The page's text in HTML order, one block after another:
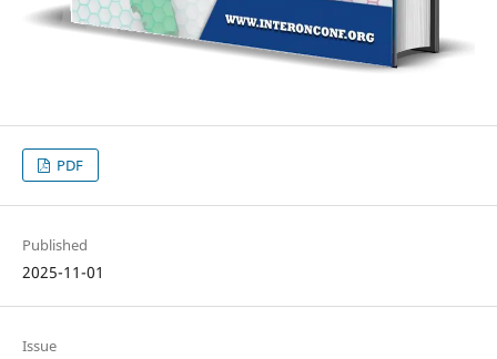
PDF
Published
2025-11-01
Issue